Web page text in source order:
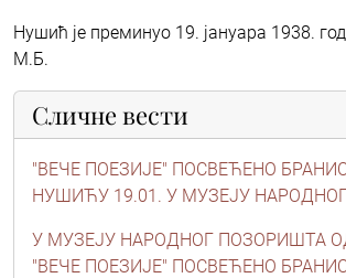
Нушић је преминуо 19. јануара 1938.
М.Б.
Сличне вести
"ВЕЧЕ ПОЕЗИЈЕ" ПОСВЕЋЕНО
НУШИЋУ 19.01. У МУЗЕЈУ
У МУЗЕЈУ НАРОДНОГ ПОЗОРИШТА
"ВЕЧЕ ПОЕЗИЈЕ" ПОСВЕЋЕНО